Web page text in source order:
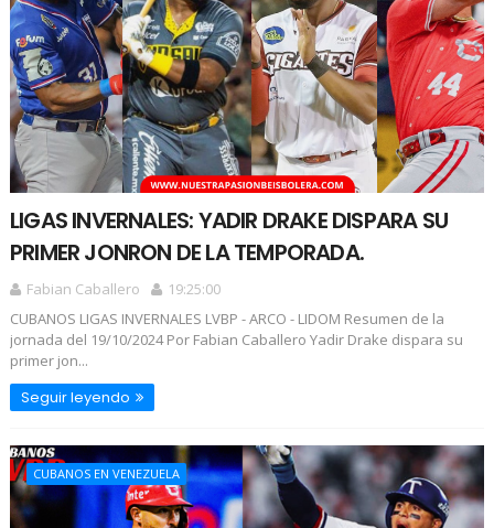
LIGAS INVERNALES: YADIR DRAKE DISPARA SU
PRIMER JONRON DE LA TEMPORADA.
Fabian Caballero
19:25:00
CUBANOS LIGAS INVERNALES LVBP - ARCO - LIDOM Resumen de la
jornada del 19/10/2024 Por Fabian Caballero Yadir Drake dispara su
primer jon...
Seguir leyendo
CUBANOS EN VENEZUELA